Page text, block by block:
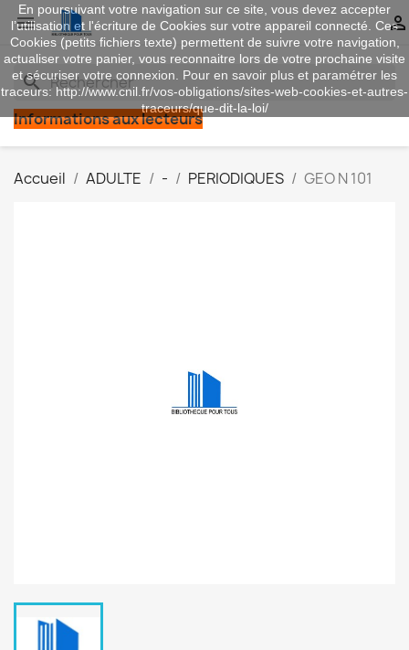
 
search
Informations aux lecteurs
Accueil ADULTE - PERIODIQUES GEO N 101
En poursuivant votre navigation sur ce site, vous devez accepter
l’utilisation et l'écriture de Cookies sur votre appareil connecté. Ces
Cookies (petits fichiers texte) permettent de suivre votre navigation,
actualiser votre panier, vous reconnaitre lors de votre prochaine visite
et sécuriser votre connexion. Pour en savoir plus et paramétrer les
traceurs: http://www.cnil.fr/vos-obligations/sites-web-cookies-et-autres-
traceurs/que-dit-la-loi/